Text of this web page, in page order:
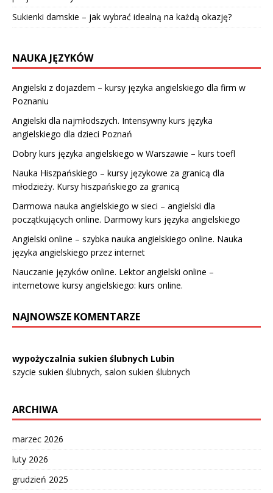
Sukienki damskie – jak wybrać idealną na każdą okazję?
NAUKA JĘZYKÓW
Angielski z dojazdem – kursy języka angielskiego dla firm w
Poznaniu
Angielski dla najmłodszych. Intensywny kurs języka
angielskiego dla dzieci Poznań
Dobry kurs języka angielskiego w Warszawie – kurs toefl
Nauka Hiszpańskiego – kursy językowe za granicą dla
młodzieży. Kursy hiszpańskiego za granicą
Darmowa nauka angielskiego w sieci – angielski dla
początkujących online. Darmowy kurs języka angielskiego
Angielski online – szybka nauka angielskiego online. Nauka
języka angielskiego przez internet
Nauczanie języków online. Lektor angielski online –
internetowe kursy angielskiego: kurs online.
NAJNOWSZE KOMENTARZE
wypożyczalnia sukien ślubnych Lubin
szycie sukien ślubnych, salon sukien ślubnych
ARCHIWA
marzec 2026
luty 2026
grudzień 2025